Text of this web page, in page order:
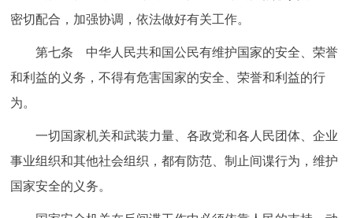
密切配合，加强协调，依法做好有关工作。
第七条 中华人民共和国公民有维护国家的安全、荣誉
和利益的义务，不得有危害国家的安全、荣誉和利益的行
为。
一切国家机关和武装力量、各政党和各人民团体、企业
事业组织和其他社会组织，都有防范、制止间谍行为，维护
国家安全的义务。